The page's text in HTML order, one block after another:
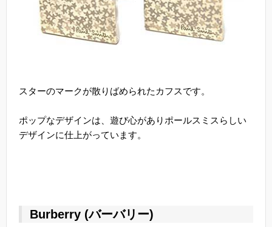
スターのマークが散りばめられたカフスです。
ポップなデザインは、遊び心がありポールスミスらしい
デザインに仕上がっています。
Burberry (バーバリー)